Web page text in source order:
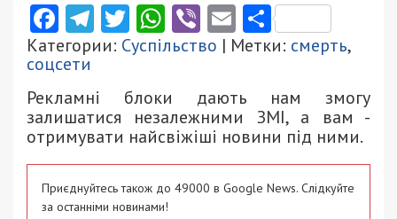
Facebook
Telegram
Twitter
WhatsApp
ViberEmail
Категории: Суспільство | Метки: смерть,
соцсети
Рекламні блоки дають нам змогу
залишатися незалежними ЗМІ, а вам -
отримувати найсвіжіші новини під ними.
Приєднуйтесь також до 49000 в Google News. Слідкуйте
за останніми новинами!